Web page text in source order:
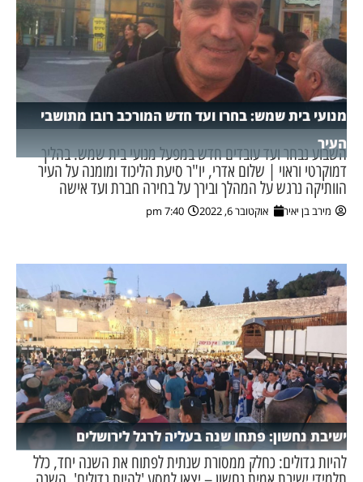
מנועי בית שמש: בחרו ועד חדש המורכב רובו מתושבי
העיר
השבוע נבחר ועד עובדים חדש במפעל מנועי בית שמש. בהליך
דמוקרטי וראוי | שלום אדרי, יו"ר סיעת הליכוד ומומנה על העיר
הוותיקה נרגש על המהלך ובירך על בחירה חברת ועד אישה
מירב בן יאיר אוקטובר 6, 2022 7:40 pm
ישיבת נחשון: פתחו שנה בעליה לרגל לירושלים
להיות גדולים: כחלק ממסורת שנתית לפתוח את השנה יחד, כלל